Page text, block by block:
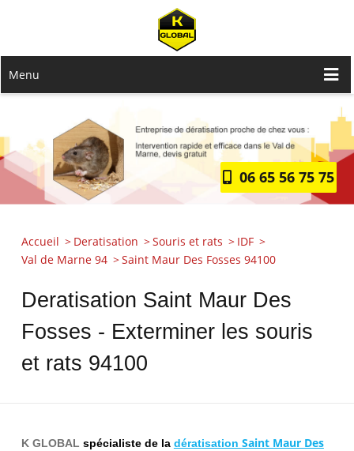
Menu
06 65 56 75 75
Accueil Deratisation Souris et rats
IDF
Val de Marne 94
Saint Maur Des Fosses 94100
Deratisation Saint Maur Des
Fosses - Exterminer les souris
et rats 94100
K GLOBAL spécialiste de la dératisation Saint Maur Des